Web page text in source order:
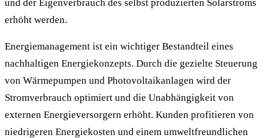
und der Eigenverbrauch des selbst produzierten Solarstroms
erhöht werden.
Energiemanagement ist ein wichtiger Bestandteil eines
nachhaltigen Energiekonzepts. Durch die gezielte Steuerung
von Wärmepumpen und Photovoltaikanlagen wird der
Stromverbrauch optimiert und die Unabhängigkeit von
externen Energieversorgern erhöht. Kunden profitieren von
niedrigeren Energiekosten und einem umweltfreundlichen